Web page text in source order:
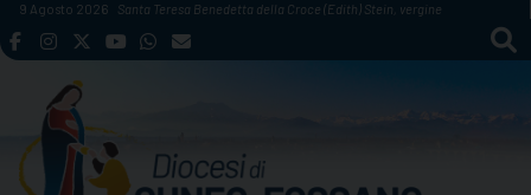
Skip
to
9 Agosto 2026 Santa Teresa Benedetta della Croce (Edith) Stein, vergine